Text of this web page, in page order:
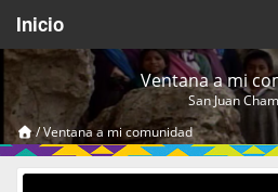
Inicio
Acerca de
Videos Temáticos
Cerrar
Ventana a mi
San Juan
/Ventana a mi comunidad